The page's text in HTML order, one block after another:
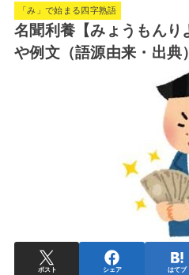
「み」で始まる四字熟語
名聞利養【みょうもんり
や例文（語源由来・出典）
ポスト シェア はてブ